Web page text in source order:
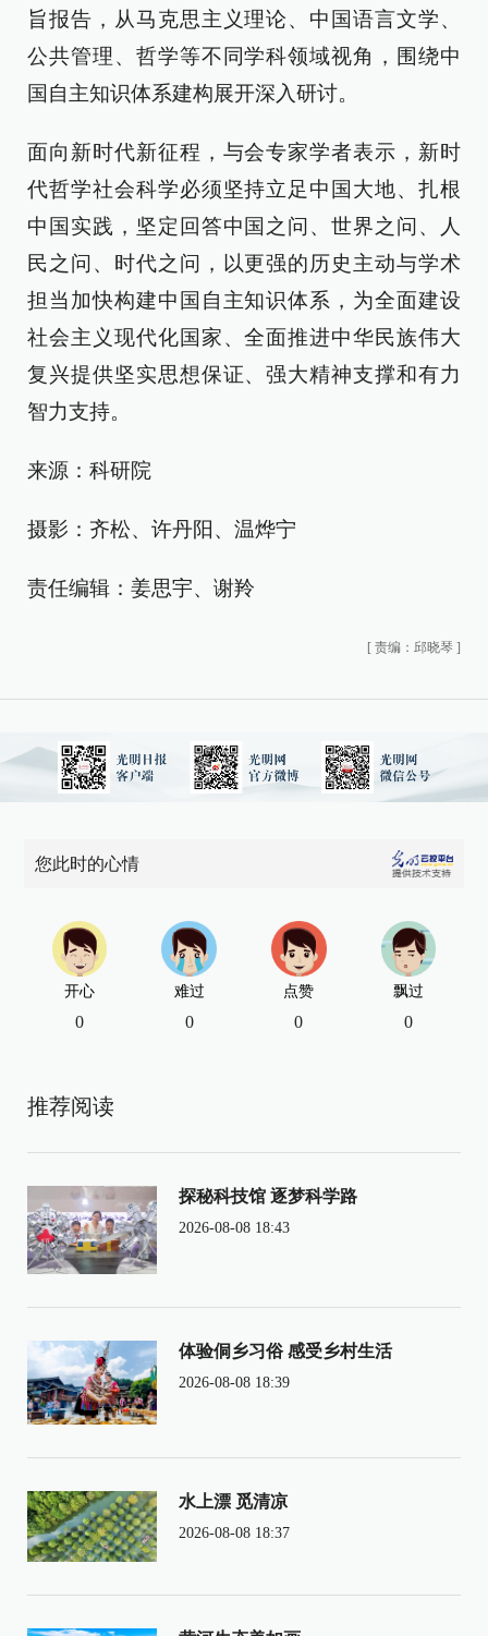
旨报告，从马克思主义理论、中国语言文学、
公共管理、哲学等不同学科领域视角，围绕中
国自主知识体系建构展开深入研讨。
面向新时代新征程，与会专家学者表示，新时
代哲学社会科学必须坚持立足中国大地、扎根
中国实践，坚定回答中国之问、世界之问、人
民之问、时代之问，以更强的历史主动与学术
担当加快构建中国自主知识体系，为全面建设
社会主义现代化国家、全面推进中华民族伟大
复兴提供坚实思想保证、强大精神支撑和有力
智力支持。
来源：科研院
摄影：齐松、许丹阳、温烨宁
责任编辑：姜思宇、谢羚
[ 责编：邱晓琴 ]
您此时的心情
开心
0
难过
0
点赞
0
飘过
0
推荐阅读
探秘科技馆 逐梦科学路
2026-08-08 18:43
体验侗乡习俗 感受乡村生活
2026-08-08 18:39
水上漂 觅清凉
2026-08-08 18:37